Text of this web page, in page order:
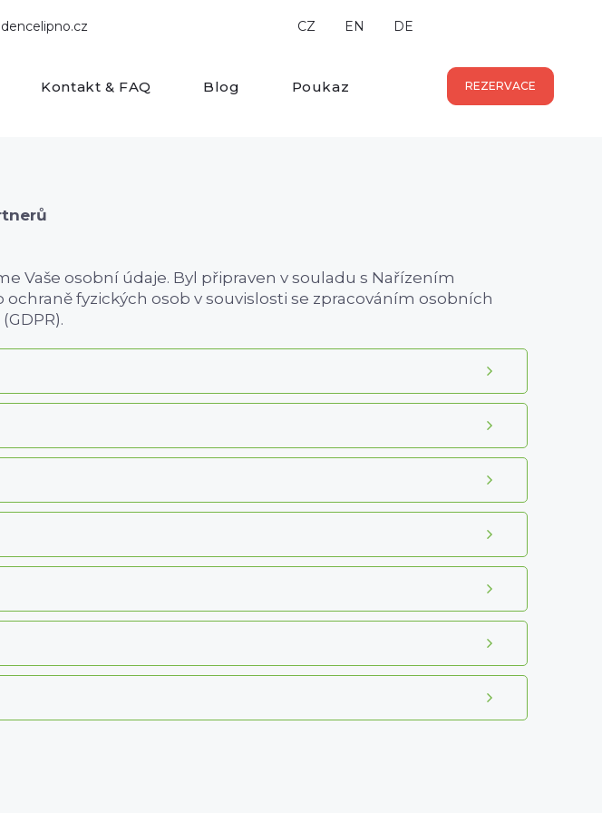
CZ EN DE
Kontakt & FAQ Blog Poukaz REZERVACE
Vaše osobní údaje. Byl připraven v souladu s Nařízením
ochraně fyzických osob v souvislosti se zpracováním osobních